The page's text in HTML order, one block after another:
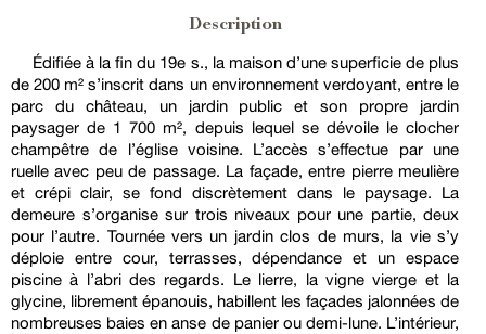
Description
Édifiée à la fin du 19e s., la maison d’une superficie de plus
de 200 m² s’inscrit dans un environnement verdoyant, entre le
parc du château, un jardin public et son propre jardin
paysager de 1 700 m², depuis lequel se dévoile le clocher
champêtre de l’église voisine. L’accès s’effectue par une
ruelle avec peu de passage. La façade, entre pierre meulière
et crépi clair, se fond discrètement dans le paysage. La
demeure s’organise sur trois niveaux pour une partie, deux
pour l’autre. Tournée vers un jardin clos de murs, la vie s’y
déploie entre cour, terrasses, dépendance et un espace
piscine à l’abri des regards. Le lierre, la vigne vierge et la
glycine, librement épanouis, habillent les façades jalonnées de
nombreuses baies en anse de panier ou demi-lune. L’intérieur,